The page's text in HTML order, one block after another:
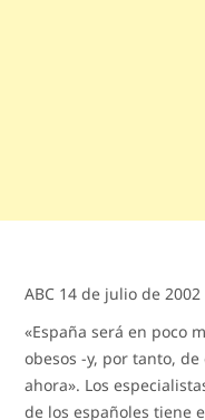
ABC 14 de julio de 2002
«España será en poco
obesos -y, por tanto,
ahora». Los
de los españoles tiene